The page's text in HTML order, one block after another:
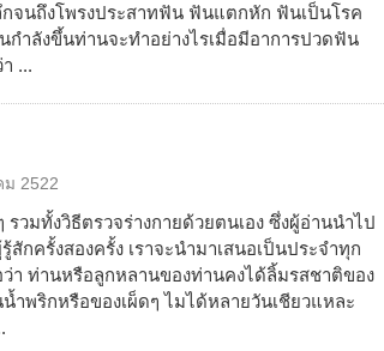
จนถึงโพรงประสาทฟัน ฟันแตกหัก ฟันเป็นโรค
ำลังขึ้นท่านจะทำอย่างไรเมื่อมีอาการปวดฟัน
...
ม 2522
วมทั้งวิธีตรวจร่างกายด้วยตนเอง ซึ่งผู้อ่านนำไป
กครั้งสองครั้ง เราจะนำมาเสนอเป็นประจำทุก
ว่า ท่านหรือลูกหลานของท่านคงได้ลิ้มรสชาติของ
พริกหรือของเผ็ดๆ ไมได้หลายวันเชียวแหละ